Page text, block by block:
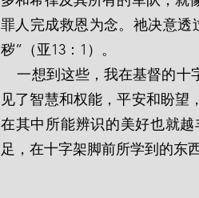
罪人完成救恩为念。祂决意
秽”（亚13：1）。
    一想到这些，我在基督的十字架上就再也看不到痛苦和不快。相反，我在其中看
见了智慧和权能，平安和盼望
在其中所能辨识的美好也就
足，在十字架脚前所学到的东